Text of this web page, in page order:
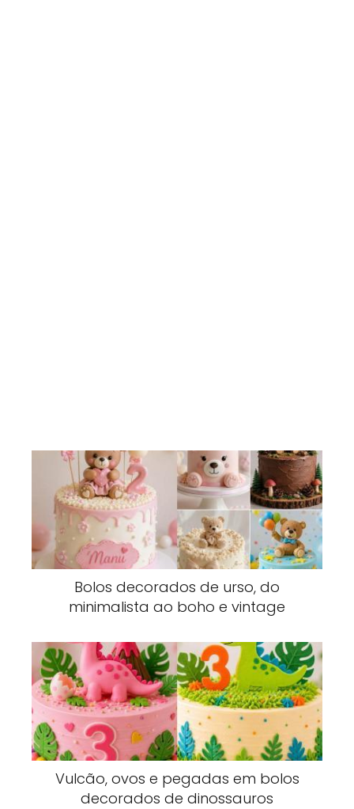
Bolos decorados de urso, do
minimalista ao boho e vintage
Vulcão, ovos e pegadas em bolos
decorados de dinossauros